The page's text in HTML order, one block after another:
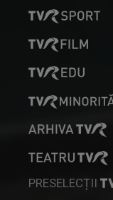
VLAD LUCIAN
Prezintă emisiunea
PRESELECȚII